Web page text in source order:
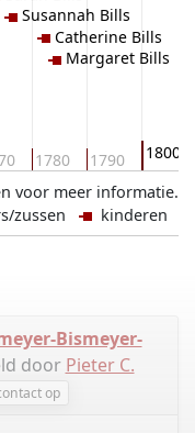
1780 1790 1800
Susannah Bills
Catherine Bills
Margaret Bills
voor meer informatie.
zussen kinderen
Bismeyer-
door Pieter C.
op